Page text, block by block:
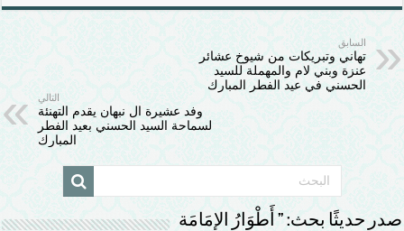
السابق
تهاني وتبريكات من شيوخ عشائر
عنزة وبني لام والمهملة للسيد
الحسني في عيد الفطر المبارك
التالي
وفد عشيرة ال نبهان يقدم التهنئة
لسماحة السيد الحسني بعيد الفطر
المبارك
صدر حديثًا بحث: ” أَطْوَارُ الإمَامَة